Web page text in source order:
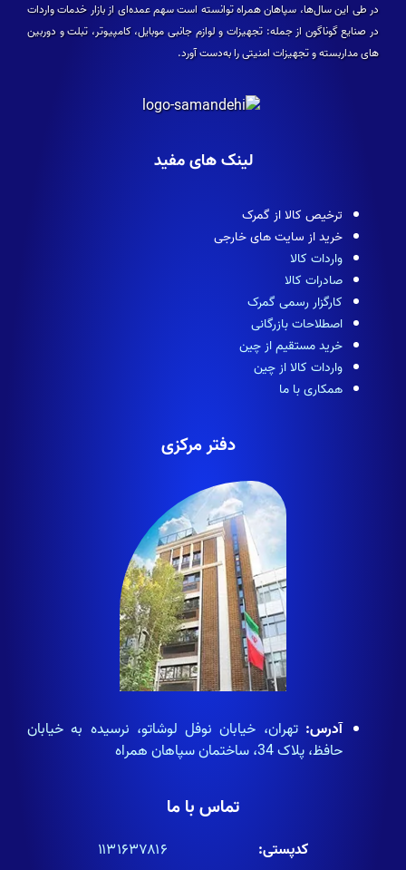
در طی این سال­‌ها، سپاهان همراه توانسته است سهم عمده­‌ای از بازار خدمات واردات
در صنایع گوناگون از جمله: تجهیزات و لوازم جانبی موبایل، کامپیوتر، تبلت و دوربین­‌
های مداربسته و تجهیزات امنیتی را به‌دست آورد.
لینک های مفید
ترخیص کالا از گمرک
خرید از سایت های خارجی
واردات کالا
صادرات کالا
کارگزار رسمی گمرک
اصطلاحات بازرگانی
خرید مستقیم از چین
واردات کالا از چین
همکاری با ما
دفتر مرکزی
آدرس: تهران، خیابان نوفل لوشاتو، نرسیده به خیابان
حافظ، پلاک 34، ساختمان سپاهان همراه
تماس با ما
کدپستی:
۱۱۳۱۶۳۷۸۱۶